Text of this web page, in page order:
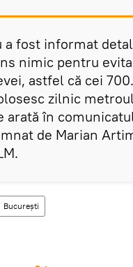
a fost informat
nimic pentru
astfel că cei
zilnic
arată în
de Marian
București